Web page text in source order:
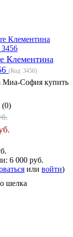
Клементина
(Код: 3456)
Миа-София купить
(0)
6 000 руб.
или войти)
шелка